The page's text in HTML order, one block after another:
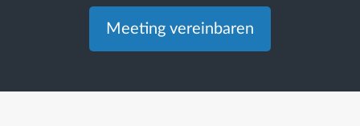
Meeting vereinbaren